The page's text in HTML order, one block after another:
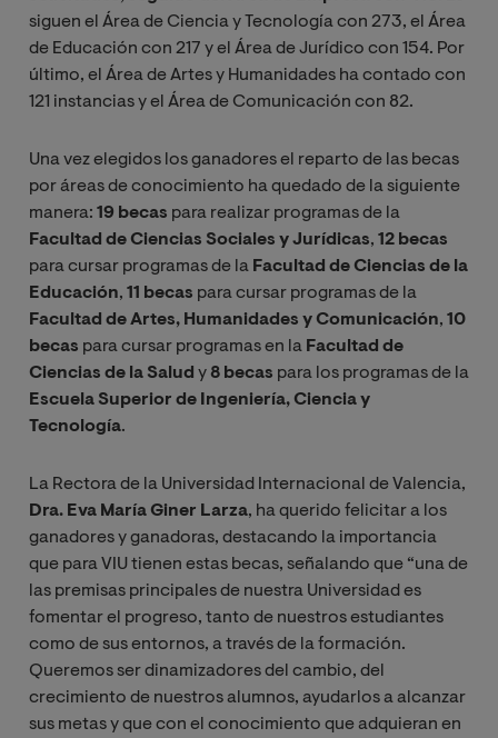
siguen el Área de Ciencia y Tecnología con 273, el Área
de Educación con 217 y el Área de Jurídico con 154. Por
último, el Área de Artes y Humanidades ha contado con
121 instancias y el Área de Comunicación con 82.
Una vez elegidos los ganadores el reparto de las becas
por áreas de conocimiento ha quedado de la siguiente
manera: 19 becas para realizar programas de la
Facultad de Ciencias Sociales y Jurídicas, 12 becas
para cursar programas de la Facultad de Ciencias de la
Educación, 11 becas para cursar programas de la
Facultad de Artes, Humanidades y Comunicación, 10
becas para cursar programas en la Facultad de
Ciencias de la Salud y8 becas para los programas de la
Escuela Superior de Ingeniería, Ciencia y
Tecnología.
La Rectora de la Universidad Internacional de Valencia,
Dra. Eva María Giner Larza, ha querido felicitar a los
ganadores y ganadoras, destacando la importancia
que para VIU tienen estas becas, señalando que “una de
las premisas principales de nuestra Universidad es
fomentar el progreso, tanto de nuestros estudiantes
como de sus entornos, a través de la formación.
Queremos ser dinamizadores del cambio, del
crecimiento de nuestros alumnos, ayudarlos a alcanzar
sus metas y que con el conocimiento que adquieran en